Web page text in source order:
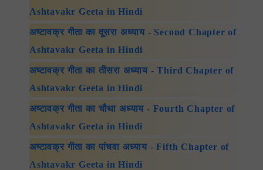
Ashtavakr Geeta in Hindi
अष्टावक्र गीता का दूसरा अध्याय - Second Chapter of
Ashtavakr Geeta in Hindi
अष्टावक्र गीता का तीसरा अध्याय - Third Chapter of
Ashtavakr Geeta in Hindi
अष्टावक्र गीता का चौथा अध्याय - Fourth Chapter of
Ashtavakr Geeta in Hindi
अष्टावक्र गीता का पांचवा अध्याय - Fifth Chapter of
Ashtavakr Geeta in Hindi